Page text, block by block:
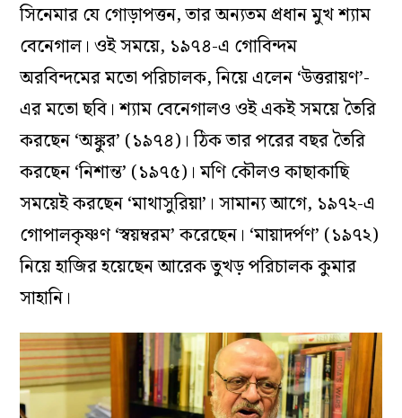
সিনেমার যে গোড়াপত্তন, তার অন্যতম প্রধান মুখ শ্যাম
বেনেগাল। ওই সময়ে, ১৯৭৪-এ গোবিন্দম
অরবিন্দমের মতো পরিচালক, নিয়ে এলেন ‘উত্তরায়ণ’-
এর মতো ছবি। শ্যাম বেনেগালও ওই একই সময়ে তৈরি
করছেন ‘অঙ্কুর’ (১৯৭৪)। ঠিক তার পরের বছর তৈরি
করছেন ‘নিশান্ত’ (১৯৭৫)। মণি কৌলও কাছাকাছি
সময়েই করছেন ‘মাথাসুরিয়া’। সামান্য আগে, ১৯৭২-এ
গোপালকৃষ্ণণ ‘স্বয়ম্বরম’ করেছেন। ‘মায়াদর্পণ’ (১৯৭২)
নিয়ে হাজির হয়েছেন আরেক তুখড় পরিচালক কুমার
সাহানি।